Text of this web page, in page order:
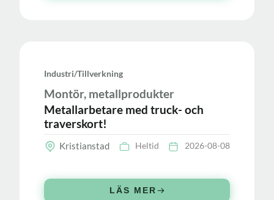
Industri/tillverkning
Montör, metallprodukter
Metallarbetare med truck- och
traverskort!
Kristianstad Heltid 2026-08-08
LÄS MER